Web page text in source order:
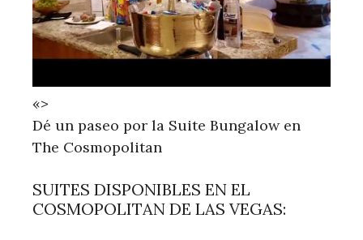
«>
Dé un paseo por la Suite Bungalow en
The Cosmopolitan
SUITES DISPONIBLES EN EL
COSMOPOLITAN DE LAS VEGAS: